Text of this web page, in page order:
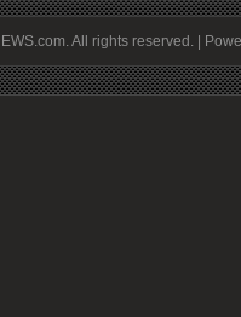
All rights reserved. |